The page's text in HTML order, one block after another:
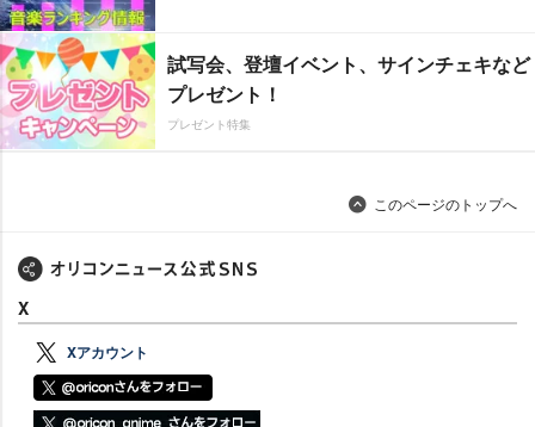
試写会、登壇イベント、サインチェキなど
プレゼント！
プレゼント特集
このページのトップへ
X
Xアカウント